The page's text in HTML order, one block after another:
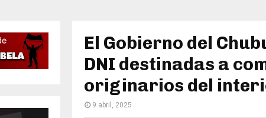
El Gobierno del
DNI destinadas a
originarios del
9 abril, 2025